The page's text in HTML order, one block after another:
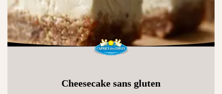
Cheesecake sans gluten